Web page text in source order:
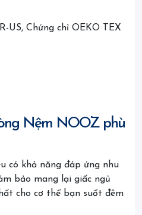
US, Chứng chỉ OEKO TEX
Nệm NOOZ phù
có khả năng đáp ứng nhu
bảo mang lại giấc ngủ
cho cơ thể bạn suốt đêm